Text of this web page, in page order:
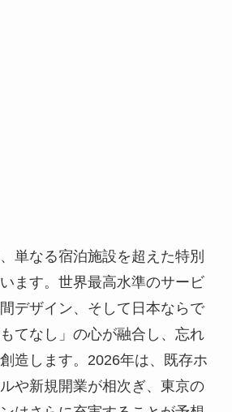
単なる宿泊施設を超えた特別
ます。世界最高水準のサービ
デザイン、そして日本ならで
てなし」の心が融合し、忘れ
造します。2026年は、既存ホ
や新規開業が相次ぎ、東京の